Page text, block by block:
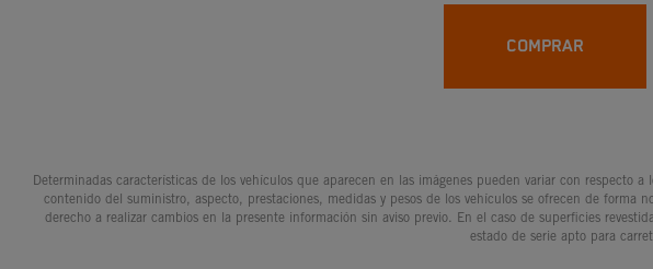
COMPRAR
Determinadas características de los vehículos que aparecen en las imágenes pueden variar con
contenido del suministro, aspecto, prestaciones, medidas y pesos de los vehículos se ofrecen de
derecho a realizar cambios en la presente información sin aviso previo. En el caso de superficies
estado de serie apto para